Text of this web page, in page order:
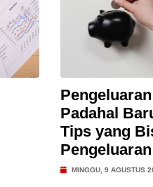
Padahal
Tips yang
MINGGU, 9 AGUSTUS